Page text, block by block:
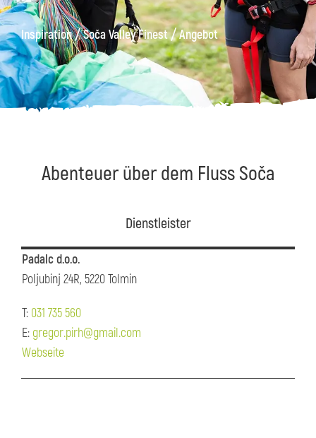
Inspiration/Soča Valley Finest/Angebot
Kanin Wanderwege
Museum
von
Kobarid
Abenteuer über dem Fluss Soča
Dienstleister
Padalc d.o.o.
Poljubinj 24R, 5220 Tolmin
T: 031 735 560
E: gregor.pirh@gmail.com
Webseite